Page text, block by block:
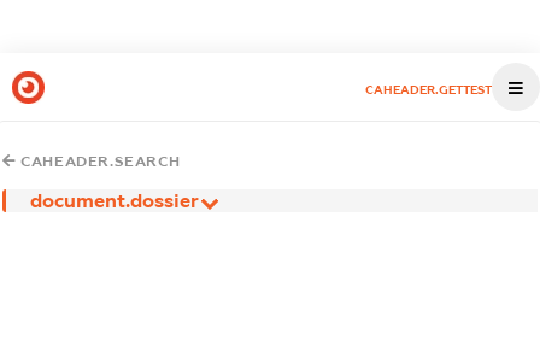
CAHEADER.GETTEST
CAHEADER.SEARCH
document.dossier